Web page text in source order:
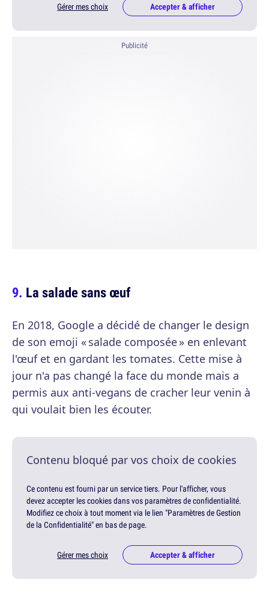
Gérer mes choix Accepter & afficher
Publicité
La salade sans œuf
En 2018, Google a décidé de changer le design
de son emoji « salade composée » en enlevant
l'œuf et en gardant les tomates. Cette mise à
jour n'a pas changé la face du monde mais a
permis aux anti-vegans de cracher leur venin à
qui voulait bien les écouter.
Contenu bloqué par vos choix de cookies
Ce contenu est fourni par un service tiers. Pour l'afficher, vous
devez accepter les cookies dans vos paramètres de confidentialité.
Modifiez ce choix à tout moment via le lien "Paramètres de Gestion
de la Confidentialité" en bas de page.
Gérer mes choix Accepter & afficher